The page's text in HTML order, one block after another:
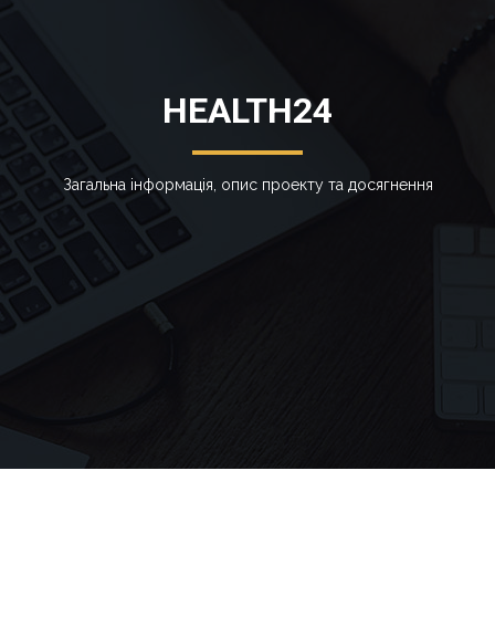
HEALTH24
Загальна інформація, опис проекту та досягнення